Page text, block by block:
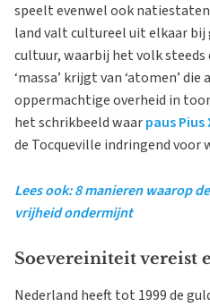
speelt evenwel ook
land valt cultureel uit elkaar
cultuur, waarbij het volk steeds
‘massa’ krijgt van ‘atomen’
oppermachtige overheid in
het schrikbeeld waarpaus Pius
de Tocqueville indringend voor
Lees ook: 8 manieren waarop
vrijheid ondermijnt
Soevereiniteit vereist
Nederland heeft tot 1999 de